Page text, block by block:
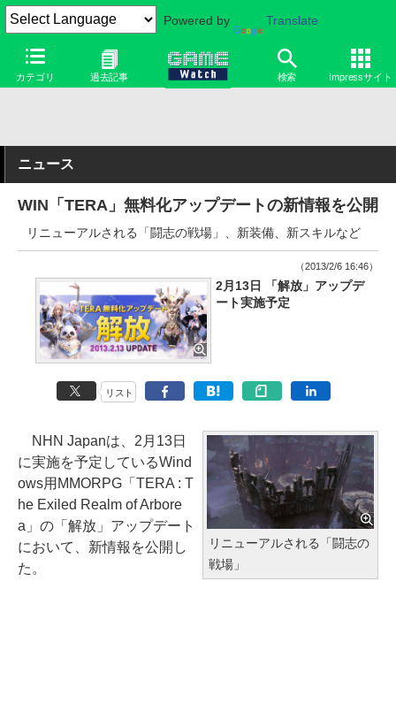
Powered by Translate
カテゴリ 過去記事 検索 Impressサイト
ニュース
WIN「TERA」無料化アップデートの新情報を公開
リニューアルされる「闘志の戦場」、新装備、新スキルなど
（2013/2/6 16:46）
2月13日 「解放」アップデ
ート実施予定
リスト
リニューアルされる「闘志の
戦場」
NHN Japanは、2月13日
に実施を予定しているWind
ows用MMORPG「TERA : T
he Exiled Realm of Arbore
a」の「解放」アップデート
において、新情報を公開し
た。